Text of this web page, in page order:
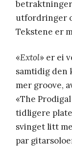
utfordringer
Tekstene er
«Extol» er ei
samtidig den
mer groove,
«The
tidligere
svinget litt
par